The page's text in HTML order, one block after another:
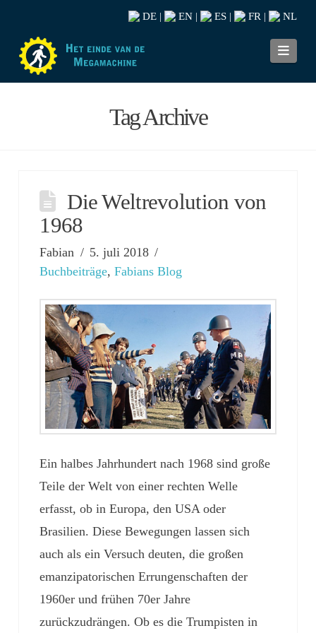
DE EN ES FR NL
Tag Archive
Die Weltrevolution von
1968
Fabian
5. juli 2018
Buchbeiträge,Fabians Blog
Ein halbes Jahrhundert nach 1968 sind große
Teile der Welt von einer rechten Welle
erfasst, ob in Europa, den USA oder
Brasilien. Diese Bewegungen lassen sich
auch als ein Versuch deuten, die großen
emanzipatorischen Errungenschaften der
1960er und frühen 70er Jahre
zurückzudrängen. Ob es die Trumpisten in